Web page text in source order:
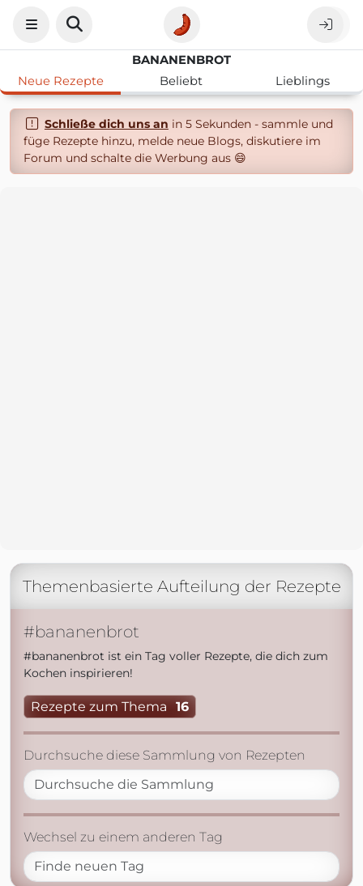
BANANENBROT
Neue Rezepte
Beliebt Lieblings
Schließe dich uns an in 5 Sekunden - sammle und
füge Rezepte hinzu, melde neue Blogs, diskutiere im
Forum und schalte die Werbung aus 😄
Themenbasierte Aufteilung der Rezepte
#bananenbrot
#bananenbrot ist ein Tag voller Rezepte, die dich zum
Kochen inspirieren!
Rezepte zum Thema 16
Durchsuche diese Sammlung von Rezepten
Wechsel zu einem anderen Tag